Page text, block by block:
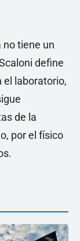
no tiene un
define
el laboratorio,
de la
por el físico